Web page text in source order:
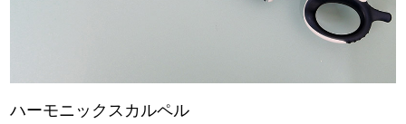
ハーモニックスカルペル